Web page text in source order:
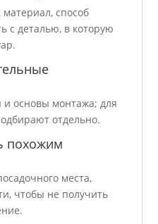
способ
с деталью, в которую
и основы монтажа; для
отдельно.
похожим
места,
чтобы не получить